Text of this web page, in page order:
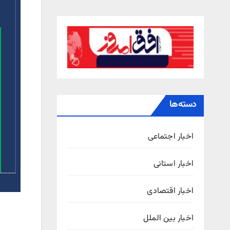
دسته‌ها
اخبار اجتماعی
اخبار استانی
اخبار اقتصادی
اخبار بین الملل